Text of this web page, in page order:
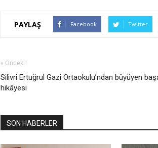
PAYLAŞ Facebook Twitter
« Önceki
Silivri Ertuğrul Gazi Ortaokulu’ndan büyüyen
hikâyesi
SON HABERLER